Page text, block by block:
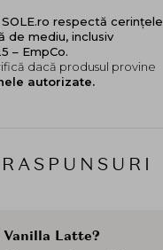
respectă cerințele
de mediu, inclusiv
– EmpCo.
dacă produsul provine
autorizate.
Latte?